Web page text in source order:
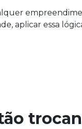
aplicar essa